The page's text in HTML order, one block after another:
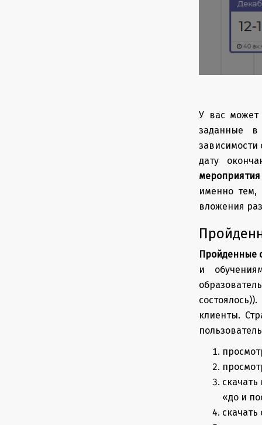
У вас может
заданные в
зависимости
дату
мероприятия
именно тем,
вложения
Пройденные
и
клиенты.
«до и